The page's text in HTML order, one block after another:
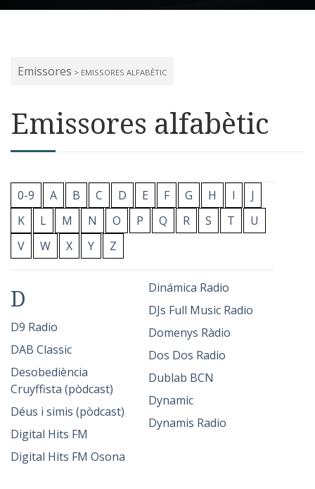
Emissores > EMISSORES ALFABÈTIC
Emissores alfabètic
0-9 A B C D E F G H I
J
K
L M N O P Q R S T
U
V
W X Y Z
D
D9 Radio
DAB Classic
Desobediència
Cruyffista (pòdcast)
Déus i simis (pòdcast)
Digital Hits FM
Digital Hits FM Osona
Dinámica Radio
DJs Full Music Radio
Domenys Ràdio
Dos Dos Radio
Dublab BCN
Dynamic
Dynamis Radio